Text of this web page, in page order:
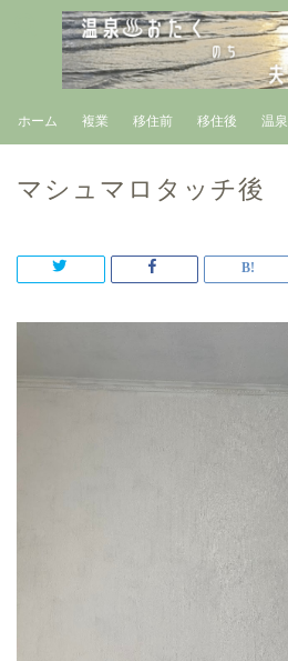
ホーム 複業 移住前 移住後 温泉
マシュマロタッチ後